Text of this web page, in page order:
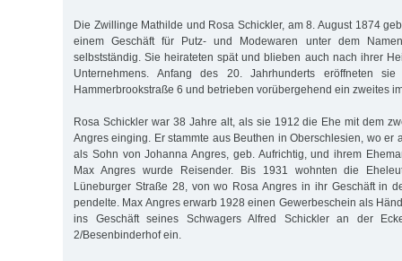
Die Zwillinge Mathilde und Rosa Schickler, am 8. August 1874
einem Geschäft für Putz- und Modewaren unter dem
selbstständig. Sie heirateten spät und blieben auch nach ihrer
Unternehmens. Anfang des 20. Jahrhunderts eröffneten
Hammerbrookstraße 6 und betrieben vorübergehend ein zweites
Rosa Schickler war 38 Jahre alt, als sie 1912 die Ehe mit dem
Angres einging. Er stammte aus Beuthen in Oberschlesien, wo er
als Sohn von Johanna Angres, geb. Aufrichtig, und ihrem
Max Angres wurde Reisender. Bis 1931 wohnten die
Lüneburger Straße 28, von wo Rosa Angres in ihr Geschäft in
pendelte. Max Angres erwarb 1928 einen Gewerbeschein als
ins Geschäft seines Schwagers Alfred Schickler an der
2/Besenbinderhof ein.